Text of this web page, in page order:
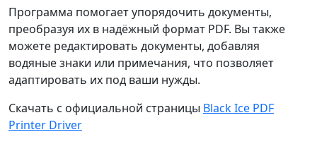
Программа помогает упорядочить документы,
преобразуя их в надёжный формат PDF. Вы также
можете редактировать документы, добавляя
водяные знаки или примечания, что позволяет
адаптировать их под ваши нужды.
Скачать с официальной страницы Black Ice PDF
Printer Driver